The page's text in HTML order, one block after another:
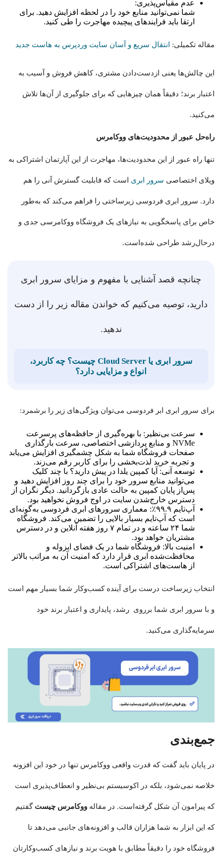
عدم مقیاس‌پذیری:
شما نمی‌توانید منابع خود را در لحظه افزایش دهید. برای
ارتقا باید فرایندهای پیچیده مهاجرت را طی کنید.
مقاله تکمیلی: انتقال سریع و آسان سایت وردپرس به هاست جدید
این چالش‌ها یعنی ازدست‌دادن مشتری، کاهش فروش و آسیب به
اعتبار برند؛ دقیقاً همان چیزهایی که برای جلوگیری از آن‌ها تلاش
می‌کنید.
راه‌حل عبور از محدودیت‌های ووکامرس
تنها راه عبور از این محدودیت‌ها، مهاجرت از این آپارتمان اشتراکی به
ویلای اختصاصی سرور ابری است که قابلیت گسترش آنی را هم
دارد. سرور ابری فردوسی زیرساختی را فراهم می‌کند که به‌طور
خاص برای پاسخگویی به نیازهای یک فروشگاه ووکامرسی جدی و
درحال‌رشد طراحی شده‌است.
چنانچه قصد آشنایی با مفهوم و مزایای سرور ابری
دارید، توصیه می‌کنیم که خواندن مقاله زیر را از دست
ندهید.
سرور ابری یا Cloud Server چیست؟ چه کاربرد،
انواع و مزایایی دارد؟
برای سرور ابری ابر فردوسی می‌توان ویژگی‌های زیر را برشمرد:
سرعت بی‌نظیر: با بهره‌گیری از حافظه‌های پرسرعت
NVMe و منابع پردازشی اختصاصی، سرعت بارگذاری
صفحات فروشگاه شما به شکل چشمگیری افزایش می‌یابد
و تجربه خرید لذت‌بخشی را برای کاربر رقم می‌زند.
توسعه آنی: آیا کمپین یلدا در پیش دارید؟ با چند کلیک
می‌توانید منابع سرور خود را برای چند روز افزایش دهید و
پس‌از پایان کمپین به حالت عادی بازگردانید. دیگر نگران از
دسترس خارج‌شدن سایت در اوج فروش نخواهید بود.
آپ‌تایم ۹۹.۹٪: معماری سرورهای ابری فردوسی به‌گونه‌ای
است که آپ‌تایم بسیار بالایی را تضمین می‌کند. فروشگاه
شما ۲۴ ساعته و در تمام ۷ روز هفته آنلاین و در دسترس
مشتریان خواهد بود.
امنیت بالا: فروشگاه شما در یک فضای ایزوله و
محافظت‌شده ابری قرار دارد که امنیت آن به مراتب بالاتر
از هاست‌های اشتراکی است.
انتخاب زیرساخت درست برای آینده کسب‌وکار شما بسیار مهم است
و با سرور ابری شما برروی رشد، پایداری و اعتبار برند خود
سرمایه‌گذاری می‌کنید.
جمع‌بندی
در پایان باید گفت که قدرت واقعی ووکامرس تنها در خود این افزونه
خلاصه نمی‌شود، بلکه در اکوسیستم بی‌نظیر و انعطاف‌پذیری است
که پیرامون آن شکل گرفته‌است. در مقاله ووکامرس چیست گفتیم
که این ابزار به شما هزاران قالب و افزونه‌های جانبی می‌دهد تا
فروشگاه خود را دقیقاً مطابق با هویت برند و نیازهای کسب‌وکارتان